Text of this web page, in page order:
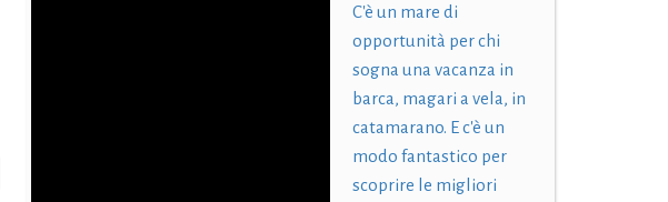
C'è un mare di
opportunità per chi
sogna una vacanza in
barca, magari a vela, in
catamarano. E c'è un
modo fantastico per
scoprire le migliori